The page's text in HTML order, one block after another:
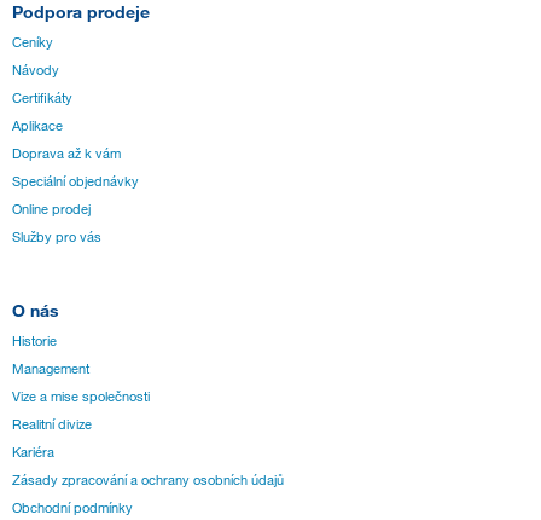
Podpora prodeje
Ceníky
Návody
Certifikáty
Aplikace
Doprava až k vám
Speciální objednávky
Online prodej
Služby pro vás
O nás
Historie
Management
Vize a mise společnosti
Realitní divize
Kariéra
Zásady zpracování a ochrany osobních údajů
Obchodní podmínky